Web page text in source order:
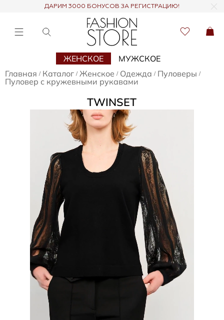
ДАРИМ 3000 БОНУСОВ ЗА РЕГИСТРАЦИЮ!
ЖЕНСКОЕ
МУЖСКОЕ
Главная / Каталог / Женское / Одежда / Пуловеры /
Пуловер с кружевными рукавами
TWINSET